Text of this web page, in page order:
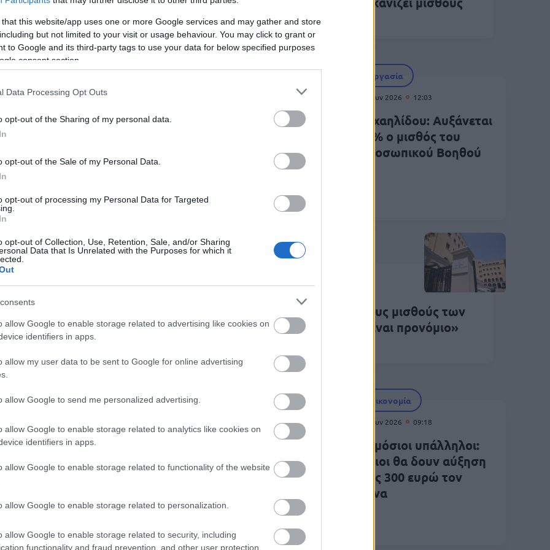
that this website/app uses one or more Google services and may gather and store
but not limited to your visit or usage behaviour. You may click to grant or
to Google and its third-party tags to use your data for below specified purposes
consent section.
Data Processing Opt Outs
opt-out of the Sharing of my personal data.
opt-out of the Sale of my Personal Data.
opt-out of processing my Personal Data for Targeted
opt-out of Collection, Use, Retention, Sale, and/or Sharing
Data that Is Unrelated with the Purposes for which it
allow Google to enable storage related to advertising like cookies on
identifiers in apps.
allow my user data to be sent to Google for online advertising
allow Google to send me personalized advertising.
allow Google to enable storage related to analytics like cookies on
identifiers in apps.
allow Google to enable storage related to functionality of the website
allow Google to enable storage related to personalization.
allow Google to enable storage related to security, including
functionality and fraud prevention, and other user protection.
και εισοδήματα
2026 11:17
μισθός
Στα 1.040 ευρώ
για έγγαμους
Νέο μισθολόγιο για
Επισκόπων
Εργασία
25 Ιουν 2026 12:03
Μιχαηλίδου: Αυξάνεται
10% ο μισθός του
Προσωπικού Βοηθού
Εργασία
2026 12:17
αυξήσεις και
αποδοχών
19 Ιουν 2026
Ιερά Σύνοδος για τους μισθούς των
Αρχιερέων - «Δεν είναι προνόμιο»
Εργασία
ανατροπές
Ιούλιο: Τι αλλάζει
μισθούς και
Κοινωνία
Κυθήρων: Διαθέτει την
αύξηση του μισθού
και δασκάλων του
Οικονομία
10 Ιουν 2026 09:18
Δημόσιοι υπάλληλοι:
Ποιοι θα δουν αύξηση
έως 300 ευρώ τον
μήνα